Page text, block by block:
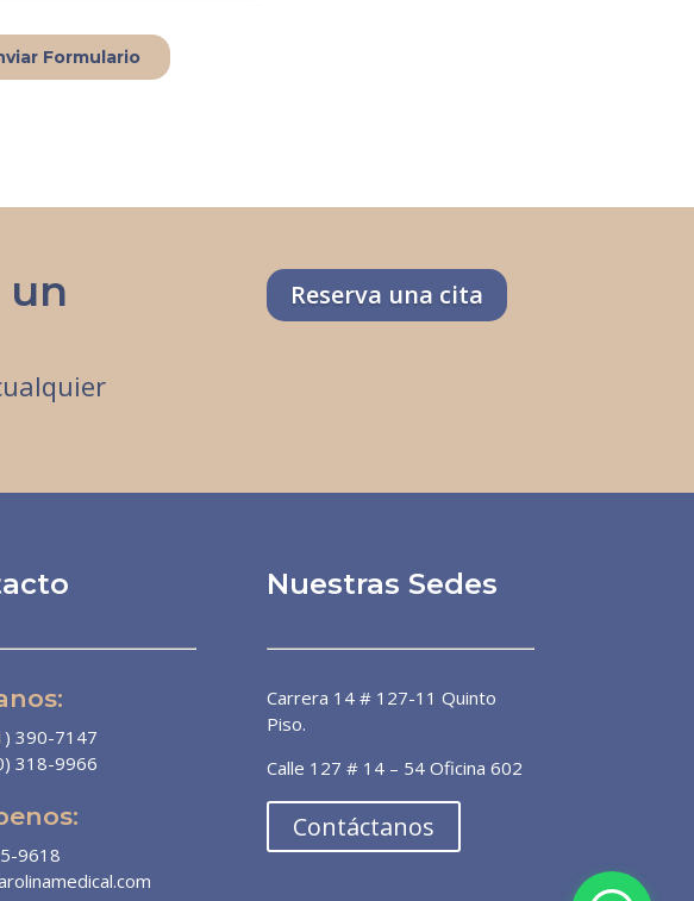
un
Reserva una cita
390-7147
318-9966
9618
Nuestras Sedes
Carrera 14 # 127-11 Quinto
Piso.
Calle 127 # 14 – 54 Oficina 602
Contáctanos
Línea preferencial
¡Bienvenido a la línea de atención
qué puedo ayudarte?